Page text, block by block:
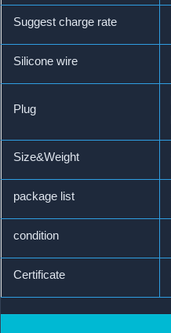
Suggest charge rate
Silicone wire
Plug
Size&Weight
package list
condition
Certificate